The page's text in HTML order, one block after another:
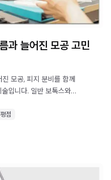
과 늘어진 모공 고민
모공, 피지 분비를 함께
입니다. 일반 보톡스와의
점